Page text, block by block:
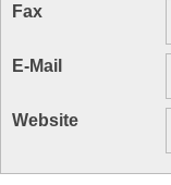
Fax
E-Mail
Website